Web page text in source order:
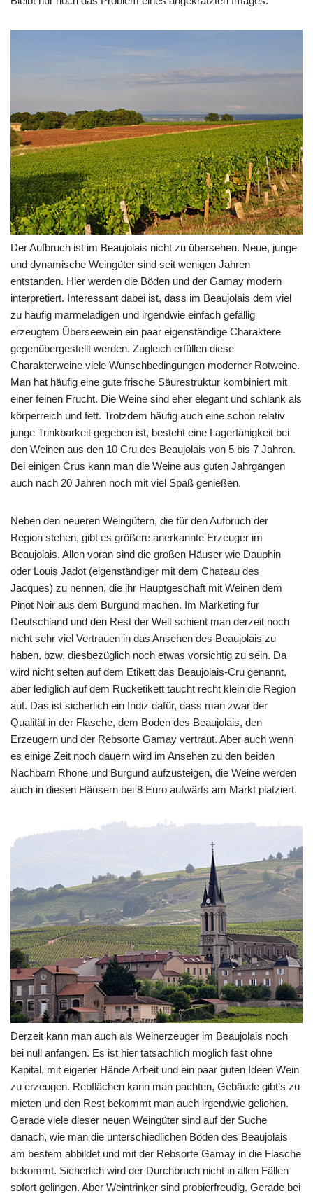
Der Aufbruch ist im Beaujolais nicht zu übersehen. Neue, junge
und dynamische Weingüter sind seit wenigen Jahren
entstanden. Hier werden die Böden und der Gamay modern
interpretiert. Interessant dabei ist, dass im Beaujolais dem viel
zu häufig marmeladigen und irgendwie einfach gefällig
erzeugtem Überseewein ein paar eigenständige Charaktere
gegenübergestellt werden. Zugleich erfüllen diese
Charakterweine viele Wunschbedingungen moderner Rotweine.
Man hat häufig eine gute frische Säurestruktur kombiniert mit
einer feinen Frucht. Die Weine sind eher elegant und schlank als
körperreich und fett. Trotzdem häufig auch eine schon relativ
junge Trinkbarkeit gegeben ist, besteht eine Lagerfähigkeit bei
den Weinen aus den 10 Cru des Beaujolais von 5 bis 7 Jahren.
Bei einigen Crus kann man die Weine aus guten Jahrgängen
auch nach 20 Jahren noch mit viel Spaß genießen.
Neben den neueren Weingütern, die für den Aufbruch der
Region stehen, gibt es größere anerkannte Erzeuger im
Beaujolais. Allen voran sind die großen Häuser wie Dauphin
oder Louis Jadot (eigenständiger mit dem Chateau des
Jacques) zu nennen, die ihr Hauptgeschäft mit Weinen dem
Pinot Noir aus dem Burgund machen. Im Marketing für
Deutschland und den Rest der Welt schient man derzeit noch
nicht sehr viel Vertrauen in das Ansehen des Beaujolais zu
haben, bzw. diesbezüglich noch etwas vorsichtig zu sein. Da
wird nicht selten auf dem Etikett das Beaujolais-Cru genannt,
aber lediglich auf dem Rücketikett taucht recht klein die Region
auf. Das ist sicherlich ein Indiz dafür, dass man zwar der
Qualität in der Flasche, dem Boden des Beaujolais, den
Erzeugern und der Rebsorte Gamay vertraut. Aber auch wenn
es einige Zeit noch dauern wird im Ansehen zu den beiden
Nachbarn Rhone und Burgund aufzusteigen, die Weine werden
auch in diesen Häusern bei 8 Euro aufwärts am Markt platziert.
Derzeit kann man auch als Weinerzeuger im Beaujolais noch
bei null anfangen. Es ist hier tatsächlich möglich fast ohne
Kapital, mit eigener Hände Arbeit und ein paar guten Ideen Wein
zu erzeugen. Rebflächen kann man pachten, Gebäude gibt’s zu
mieten und den Rest bekommt man auch irgendwie geliehen.
Gerade viele dieser neuen Weingüter sind auf der Suche
danach, wie man die unterschiedlichen Böden des Beaujolais
am bestem abbildet und mit der Rebsorte Gamay in die Flasche
bekommt. Sicherlich wird der Durchbruch nicht in allen Fällen
sofort gelingen. Aber Weintrinker sind probierfreudig. Gerade bei